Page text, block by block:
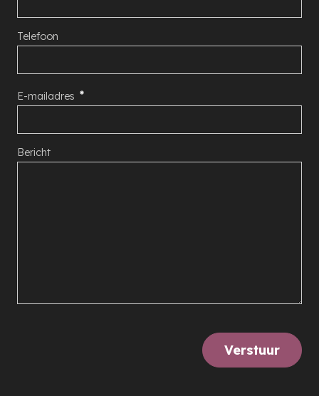
Telefoon
E-mailadres
Bericht
Verstuur